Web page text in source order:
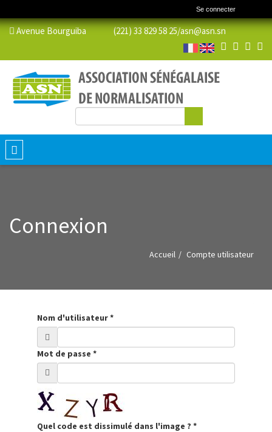
Se connecter
Avenue Bourguiba (221) 33 829 58 25/asn@asn.sn
Formulaire de recherche
Toggle
navigation
Connexion
Accueil Compte utilisateur
Nom d'utilisateur*
Mot de passe *
Quel code est dissimulé dans l'image ? *